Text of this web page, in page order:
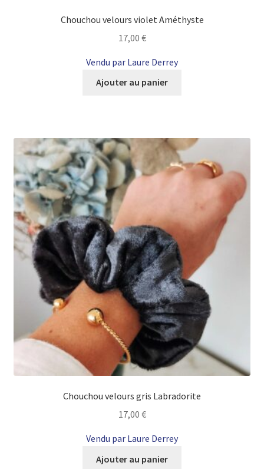
Chouchou velours violet Améthyste
17,00 €
Vendu par Laure Derrey
Ajouter au panier
Chouchou velours gris Labradorite
17,00 €
Vendu par Laure Derrey
Ajouter au panier